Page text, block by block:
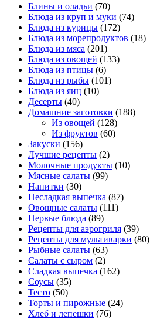
Блины и оладьи (70)
Блюда из круп и муки (74)
Блюда из курицы (172)
Блюда из морепродуктов (18)
Блюда из мяса (201)
Блюда из овощей (133)
Блюда из птицы (6)
Блюда из рыбы (101)
Блюда из яиц (10)
Десерты (40)
Домашние заготовки (188)
Из овощей (128)
Из фруктов (60)
Закуски (156)
Лучшие рецепты (2)
Молочные продукты (10)
Мясные салаты (99)
Напитки (30)
Несладкая выпечка (87)
Овощные салаты (111)
Первые блюда (89)
Рецепты для аэрогриля (39)
Рецепты для мультиварки (80)
Рыбные салаты (63)
Салаты с сыром (2)
Сладкая выпечка (162)
Соусы (35)
Тесто (50)
Торты и пирожные (24)
Хлеб и лепешки (76)